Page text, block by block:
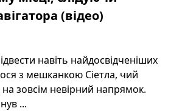
(відео)
навіть найдосвідченіших
з мешканкою Сіетла, чий
на зовсім невірний напрямок.
...